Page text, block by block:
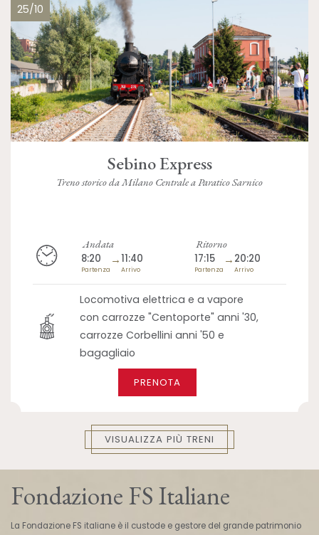
25/10
Sebino Express
Treno storico da Milano Centrale a Paratico Sarnico
Andata
8:20
Partenza
→11:40
Arrivo
Ritorno
17:15
Partenza
→ 20:20
Arrivo
Locomotiva elettrica e a vapore
con carrozze "Centoporte" anni '30,
carrozze Corbellini anni '50 e
bagagliaio
PRENOTA
VISUALIZZA PIÙ TRENI
Fondazione FS Italiane
La Fondazione FS italiane è il custode e gestore del grande patrimonio